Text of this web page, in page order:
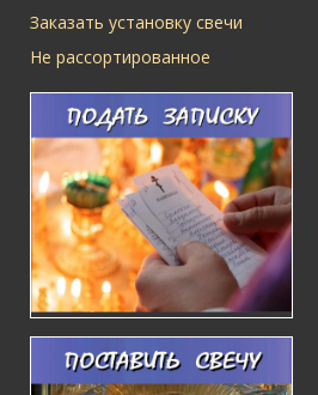
Заказать установку свечи
Не рассортированное